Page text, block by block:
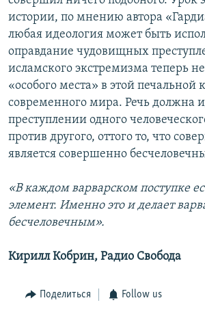
истории, по мнению автора
любая идеология может быть
оправдание чудовищных
исламского экстремизма теперь
«особого места» в этой печальной
современного мира. Речь должна
преступлении одного
против другого, оттого то, что
является совершенно
«В каждом варварском поступке
элемент. Именно это и делает
бесчеловечным».
Кирилл Кобрин, Радио Свобода
Поделиться Follow us